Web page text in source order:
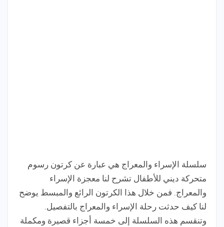
سلسلة الإسراء والمعراج هي عبارة عن كرتون رسوم
متحركة ديني للأطفال تشرح لنا معجزة الإسراء
والمعراج. فمن خلال هذا الكرتون الرائع والمبسط يوضح
لنا كيف حدثت رحلة الإسراء والمعراج بالتفصيل.
وتنقسم هذه السلسلة إلى خمسة أجزاء قصيرة ومكملة